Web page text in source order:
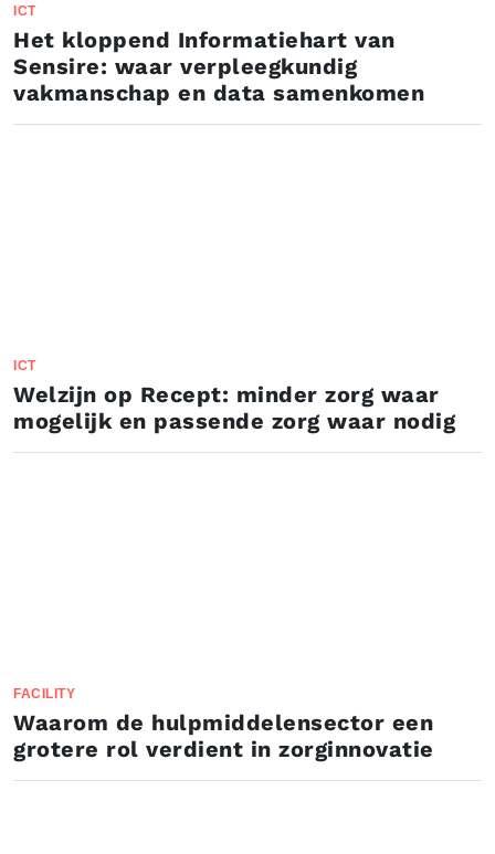
ICT
Het kloppend Informatiehart van
Sensire: waar verpleegkundig
vakmanschap en data samenkomen
ICT
Welzijn op Recept: minder zorg waar
mogelijk en passende zorg waar nodig
FACILITY
Waarom de hulpmiddelensector een
grotere rol verdient in zorginnovatie